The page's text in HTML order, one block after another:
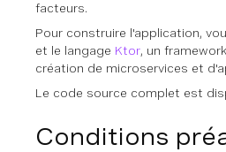
facteurs.
Pour construire l'application,
et le langage Ktor, un
création de microservices et
Le code source complet est
Conditions